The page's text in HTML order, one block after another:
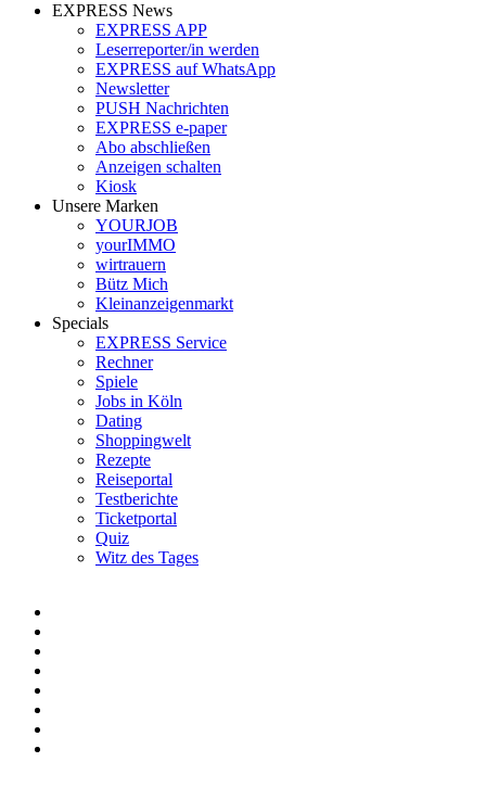
EXPRESS News
EXPRESS APP
Leserreporter/in werden
EXPRESS auf WhatsApp
Newsletter
PUSH Nachrichten
EXPRESS e-paper
Abo abschließen
Anzeigen schalten
Kiosk
Unsere Marken
YOURJOB
yourIMMO
wirtrauern
Bütz Mich
Kleinanzeigenmarkt
Specials
EXPRESS Service
Rechner
Spiele
Jobs in Köln
Dating
Shoppingwelt
Rezepte
Reiseportal
Testberichte
Ticketportal
Quiz
Witz des Tages